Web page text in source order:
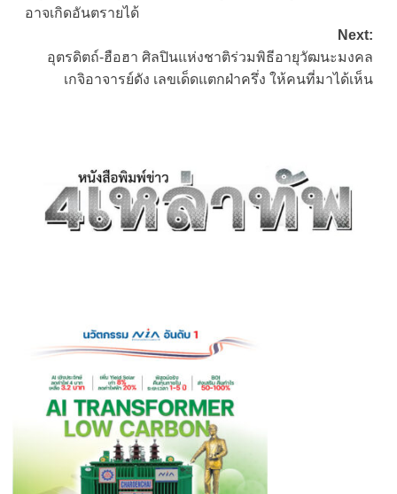
อาจเกิดอันตรายได้
Next:
อุตรดิตถ์-ฮือฮา ศิลปินแห่งชาติร่วมพิธีอายุวัฒนะมงคล
เกจิอาจารย์ดัง เลขเด็ดแตกฝ่าครึ่ง ให้คนที่มาได้เห็น